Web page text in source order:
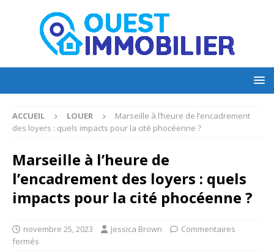
ACCUEIL LOUER
Marseille à l’heure de l’encadrement
des loyers : quels impacts pour la cité phocéenne ?
Marseille à l’heure de
l’encadrement des loyers : quels
impacts pour la cité phocéenne ?
novembre 25, 2023 Jessica Brown
Commentaires
fermés